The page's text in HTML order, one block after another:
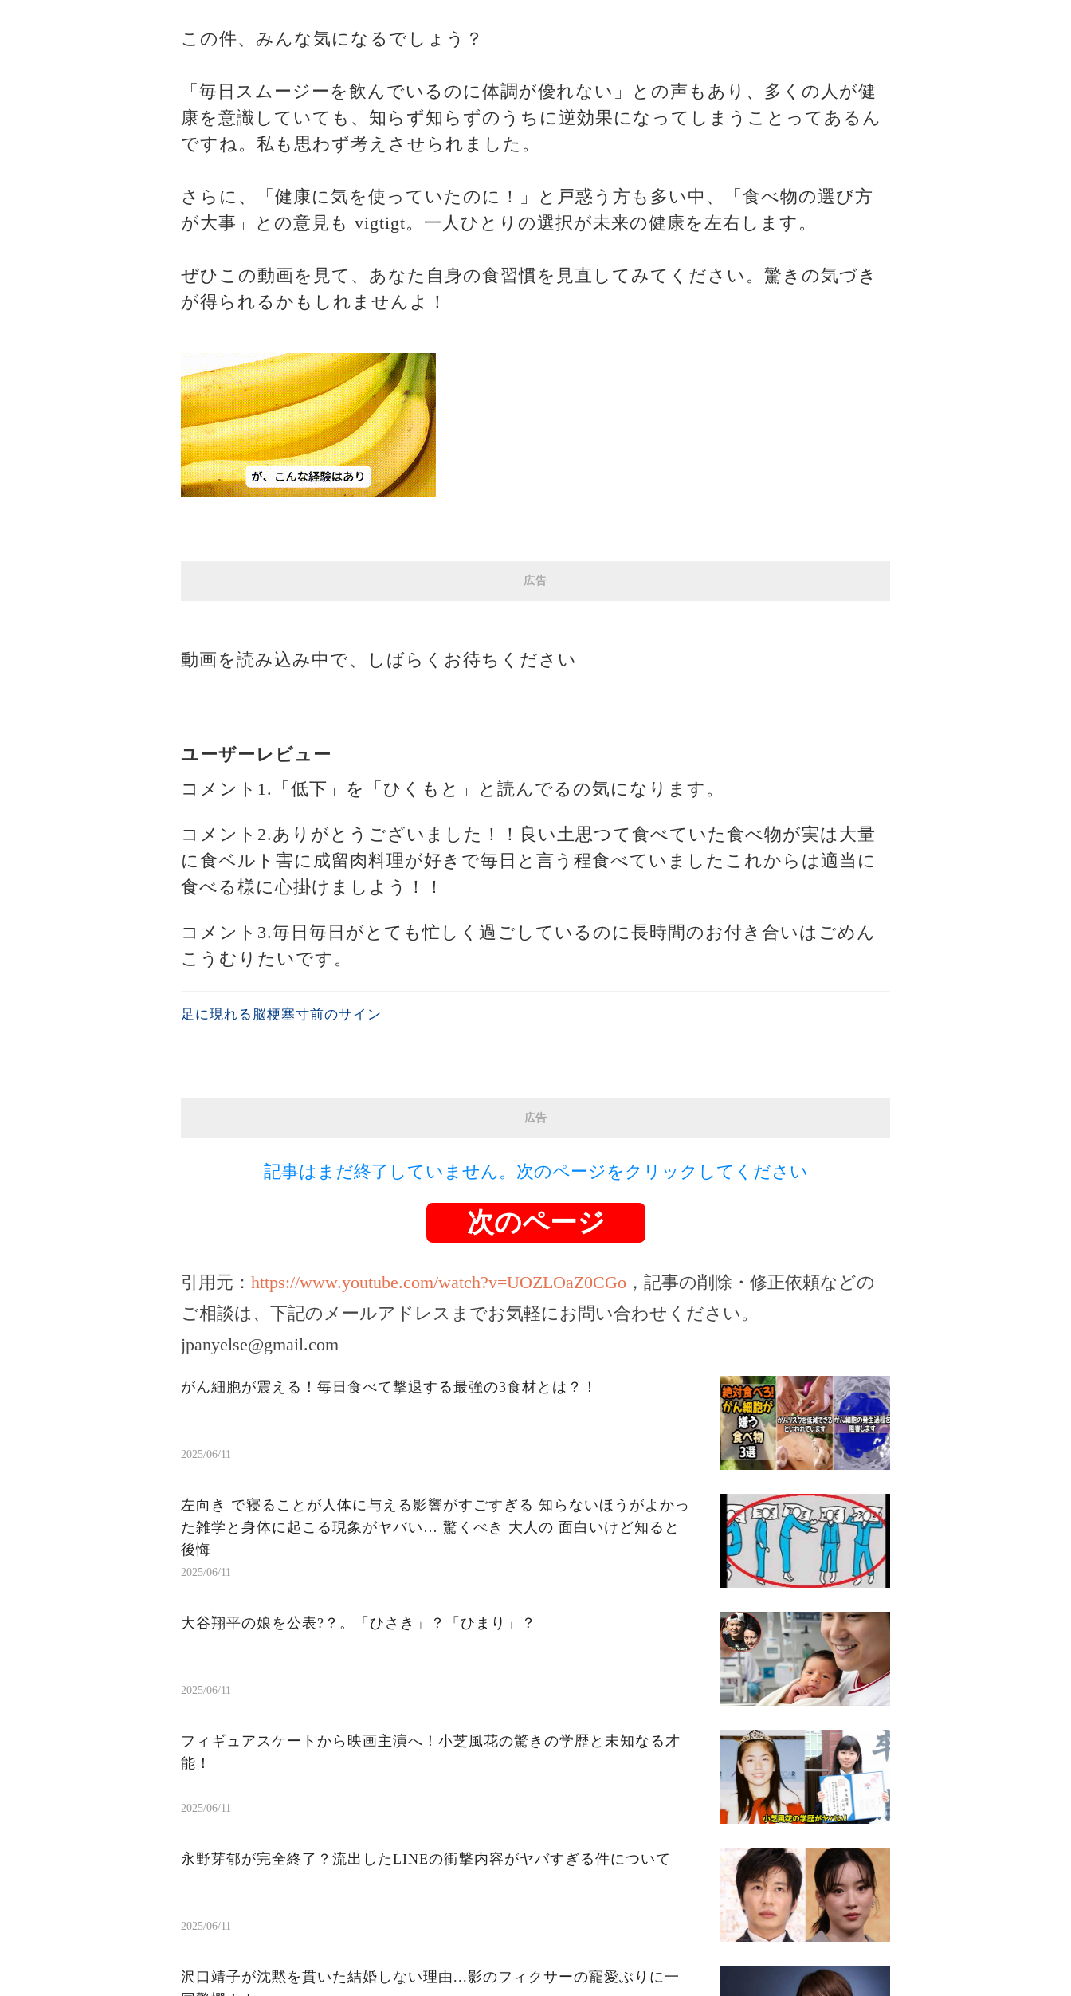
この件、みんな気になるでしょう？
「毎日スムージーを飲んでいるのに体調が優れない」との声もあり、多くの人が健
康を意識していても、知らず知らずのうちに逆効果になってしまうことってあるん
ですね。私も思わず考えさせられました。
さらに、「健康に気を使っていたのに！」と戸惑う方も多い中、「食べ物の選び方
が大事」との意見も vigtigt。一人ひとりの選択が未来の健康を左右します。
ぜひこの動画を見て、あなた自身の食習慣を見直してみてください。驚きの気づき
が得られるかもしれませんよ！
広告
動画を読み込み中で、しばらくお待ちください
ユーザーレビュー
コメント1.「低下」を「ひくもと」と読んでるの気になります。
コメント2.ありがとうございました！！良い土思つて食べていた食べ物が実は大量
に食ベルト害に成留肉料理が好きで毎日と言う程食べていましたこれからは適当に
食べる様に心掛けましよう！！
コメント3.毎日毎日がとても忙しく過ごしているのに長時間のお付き合いはごめん
こうむりたいです。
足に現れる脳梗塞寸前のサイン
広告
記事はまだ終了していません。次のページをクリックしてください
次のページ
引用元： https://www.youtube.com/watch?v=UOZLOaZ0CGo ，記事の削除・修正依頼などの
ご相談は、下記のメールアドレスまでお気軽にお問い合わせください。
jpanyelse@gmail.com
がん細胞が震える！毎日食べて撃退する最強の3食材とは？！
2025/06/11
左向き で寝ることが人体に与える影響がすごすぎる 知らないほうがよかっ
た雑学と身体に起こる現象がヤバい… 驚くべき 大人の 面白いけど知ると
後悔
2025/06/11
大谷翔平の娘を公表?？。「ひさき」？「ひまり」？
2025/06/11
フィギュアスケートから映画主演へ！小芝風花の驚きの学歴と未知なる才
能！
2025/06/11
永野芽郁が完全終了？流出したLINEの衝撃内容がヤバすぎる件について
2025/06/11
沢口靖子が沈黙を貫いた結婚しない理由...影のフィクサーの寵愛ぶりに一